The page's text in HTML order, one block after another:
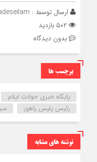
ارسال توسط :
بدون دیدگاه
برچسب ها
پایگاه خبری حوادث ایلام
رئیس پلیس راهور
نوشته های مشابه